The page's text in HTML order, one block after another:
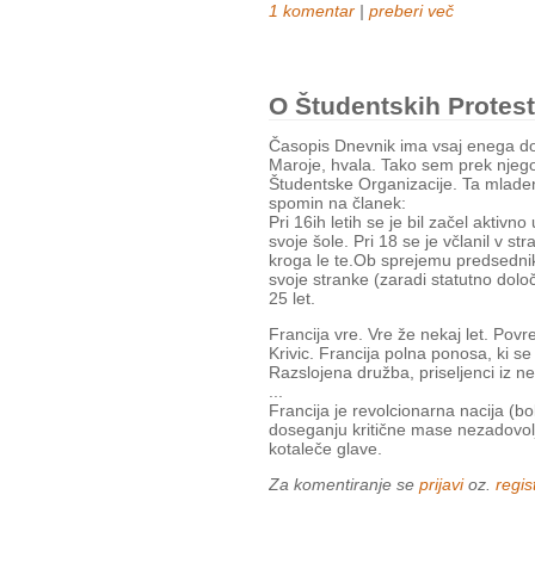
1 komentar | preberi več
O Študentskih
Časopis Dnevnik ima vsaj enega
Maroje, hvala. Tako sem prek
Študentske Organizacije. Ta
spomin na članek:
Pri 16ih letih se je bil začel
svoje šole. Pri 18 se je včlanil v
kroga le te.Ob sprejemu
svoje stranke (zaradi statutno
25 let.
Francija vre. Vre že nekaj let.
Krivic. Francija polna ponosa, ki
Razslojena družba, priseljenci iz
Francija je revolcionarna nacija
doseganju kritične mase
kotaleče glave.
Za komentiranje se prijavioz.